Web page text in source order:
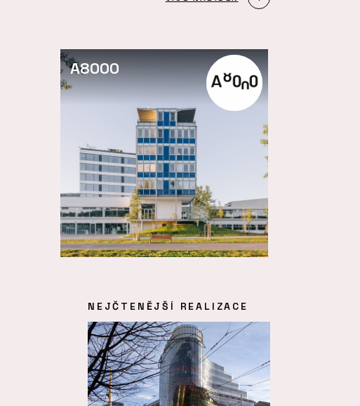
A8000
NEJČTENĚJŠÍ REALIZACE